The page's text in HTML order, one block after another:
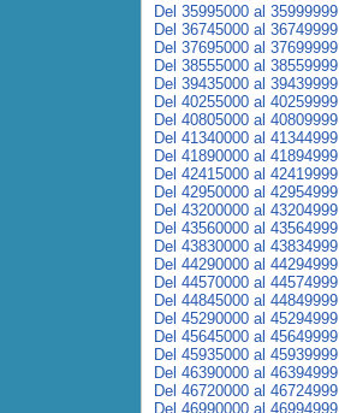
Del 35995000 al 35999999
Del 36745000 al 36749999
Del 37695000 al 37699999
Del 38555000 al 38559999
Del 39435000 al 39439999
Del 40255000 al 40259999
Del 40805000 al 40809999
Del 41340000 al 41344999
Del 41890000 al 41894999
Del 42415000 al 42419999
Del 42950000 al 42954999
Del 43200000 al 43204999
Del 43560000 al 43564999
Del 43830000 al 43834999
Del 44290000 al 44294999
Del 44570000 al 44574999
Del 44845000 al 44849999
Del 45290000 al 45294999
Del 45645000 al 45649999
Del 45935000 al 45939999
Del 46390000 al 46394999
Del 46720000 al 46724999
Del 46990000 al 46994999